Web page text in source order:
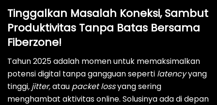
Tinggalkan Masalah Koneksi, Sambut
Produktivitas Tanpa Batas Bersama
Fiberzone!
Tahun 2025 adalah momen untuk memaksimalkan
potensi digital tanpa gangguan seperti latencyyang
tinggi, jitter,atau packet lossyang sering
menghambat aktivitas online. Solusinya ada di depan